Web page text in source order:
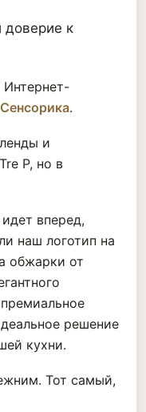
доверие к
Сенсорика.
и
P, но в
вперед,
наш логотип на
обжарки от
решение
кухни.
Тот самый,